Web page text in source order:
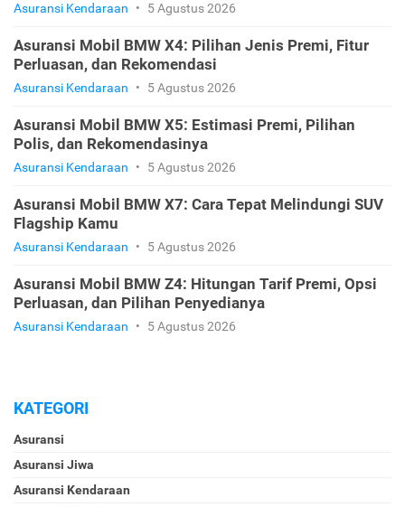
Asuransi Kendaraan • 5 Agustus 2026
Asuransi Mobil BMW X4: Pilihan Jenis Premi, Fitur
Perluasan, dan Rekomendasi
Asuransi Kendaraan • 5 Agustus 2026
Asuransi Mobil BMW X5: Estimasi Premi, Pilihan
Polis, dan Rekomendasinya
Asuransi Kendaraan • 5 Agustus 2026
Asuransi Mobil BMW X7: Cara Tepat Melindungi SUV
Flagship Kamu
Asuransi Kendaraan • 5 Agustus 2026
Asuransi Mobil BMW Z4: Hitungan Tarif Premi, Opsi
Perluasan, dan Pilihan Penyedianya
Asuransi Kendaraan • 5 Agustus 2026
KATEGORI
Asuransi
Asuransi Jiwa
Asuransi Kendaraan